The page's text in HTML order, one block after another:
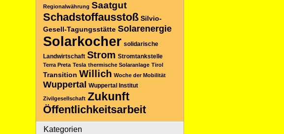
Regionalwährung Saatgut
Schadstoffausstoß Silvio-
Gesell-Tagungsstätte Solarenergie
Solarkocher solidarische
Landwirtschaft Strom Stromtankstelle
Terra Preta Tesla thermische Solaranlage Tirol
Transition Willich Woche der Mobilität
Wuppertal Wuppertal Institut
Zivilgesellschaft Zukunft
Öffentlichkeitsarbeit
Kategorien